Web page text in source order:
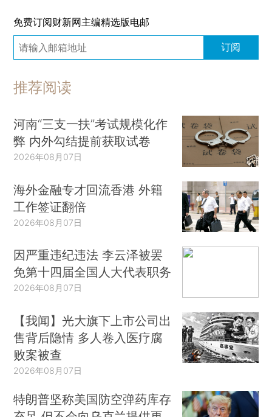
免费订阅财新网主编精选版电邮
订阅
推荐阅读
河南“三支一扶”考试规模化作
弊 内外勾结提前获取试卷
2026年08月07日
海外金融专才回流香港 外籍
工作签证翻倍
2026年08月07日
因严重违纪违法 李云泽被罢
免第十四届全国人大代表职务
2026年08月07日
【我闻】光大旗下上市公司出
售背后隐情 多人卷入医疗腐
败案被查
2026年08月07日
特朗普坚称美国防空弹药库存